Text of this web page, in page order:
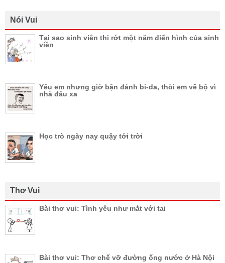
Nói Vui
Tại sao sinh viên thi rớt một năm điển hình của sinh
viên
Yêu em nhưng giờ bận đánh bi-da, thôi em về bộ vì
nhà đâu xa
Học trò ngày nay quậy tới trời
Thơ Vui
Bài thơ vui: Tình yêu như mắt với tai
Bài thơ vui: Thơ chế vỡ đường ống nước ở Hà Nội